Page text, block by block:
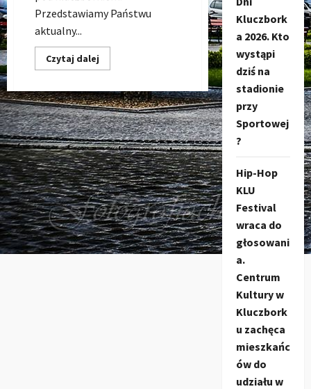
Przedstawiamy Państwu
aktualny...
Czytaj dalej
się
Basen
Bąków
(OTW
Bąków)
–
CENNIK
na
lato
2022
Kluczbork
a 2026. Kto
wystąpi
dziś na
stadionie
przy
Sportowej
?
Hip-Hop
KLU
Festival
wraca do
głosowani
a.
Centrum
Kultury w
Kluczbork
u zachęca
mieszkańc
ów do
udziału w